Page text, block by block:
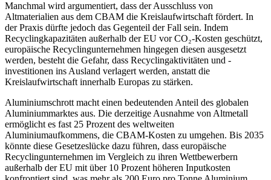
Manchmal wird argumentiert, dass der Ausschluss von
Altmaterialien aus dem CBAM die Kreislaufwirtschaft fördert. In
der Praxis dürfte jedoch das Gegenteil der Fall sein. Indem
Recyclingkapazitäten außerhalb der EU vor CO₂-Kosten geschützt,
europäische Recyclingunternehmen hingegen diesen ausgesetzt
werden, besteht die Gefahr, dass Recyclingaktivitäten und -
investitionen ins Ausland verlagert werden, anstatt die
Kreislaufwirtschaft innerhalb Europas zu stärken.
Aluminiumschrott macht einen bedeutenden Anteil des globalen
Aluminiummarktes aus. Die derzeitige Ausnahme von Altmetall
ermöglicht es fast 25 Prozent des weltweiten
Aluminiumaufkommens, die CBAM-Kosten zu umgehen. Bis 2035
könnte diese Gesetzeslücke dazu führen, dass europäische
Recyclingunternehmen im Vergleich zu ihren Wettbewerbern
außerhalb der EU mit über 10 Prozent höheren Inputkosten